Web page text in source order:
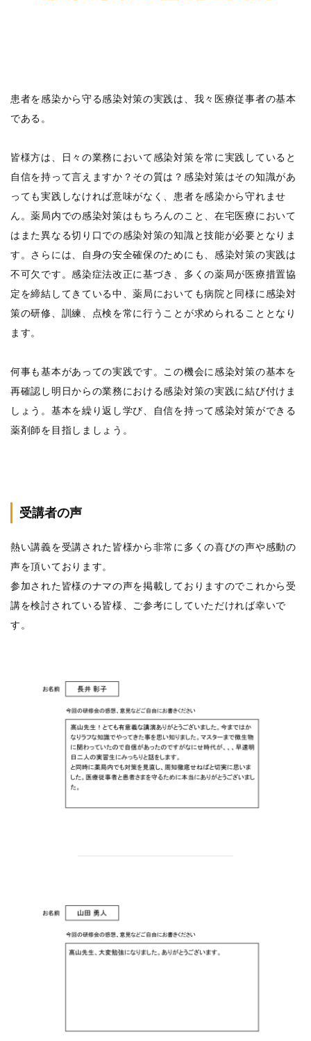
患者を感染から守る感染対策の実践は、我々医療従事者の基本
である。
皆様方は、日々の業務において感染対策を常に実践していると
自信を持って言えますか？その質は？感染対策はその知識があ
っても実践しなければ意味がなく、患者を感染から守れませ
ん。薬局内での感染対策はもちろんのこと、在宅医療において
はまた異なる切り口での感染対策の知識と技能が必要となりま
す。さらには、自身の安全確保のためにも、感染対策の実践は
不可欠です。感染症法改正に基づき、多くの薬局が医療措置協
定を締結してきている中、薬局においても病院と同様に感染対
策の研修、訓練、点検を常に行うことが求められることとなり
ます。
何事も基本があっての実践です。この機会に感染対策の基本を
再確認し明日からの業務における感染対策の実践に結び付けま
しょう。基本を繰り返し学び、自信を持って感染対策ができる
薬剤師を目指しましょう。
受講者の声
熱い講義を受講された皆様から非常に多くの喜びの声や感動の
声を頂いております。
参加された皆様のナマの声を掲載しておりますのでこれから受
講を検討されている皆様、ご参考にしていただければ幸いで
す。